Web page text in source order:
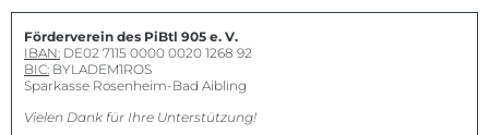
Förderverein des PiBtl 905 e. V.
IBAN: DE02 7115 0000 0020 1268 92
BIC: BYLADEM1ROS
Sparkasse Rosenheim-Bad Aibling
Vielen Dank für Ihre Unterstützung!